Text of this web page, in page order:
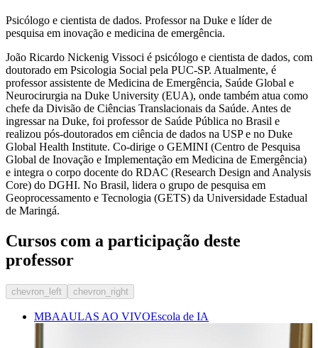
Psicólogo e cientista de dados. Professor na Duke e líder de
pesquisa em inovação e medicina de emergência.
João Ricardo Nickenig Vissoci é psicólogo e cientista de dados, com
doutorado em Psicologia Social pela PUC-SP. Atualmente, é
professor assistente de Medicina de Emergência, Saúde Global e
Neurocirurgia na Duke University (EUA), onde também atua como
chefe da Divisão de Ciências Translacionais da Saúde. Antes de
ingressar na Duke, foi professor de Saúde Pública no Brasil e
realizou pós-doutorados em ciência de dados na USP e no Duke
Global Health Institute. Co-dirige o GEMINI (Centro de Pesquisa
Global de Inovação e Implementação em Medicina de Emergência)
e integra o corpo docente do RDAC (Research Design and Analysis
Core) do DGHI. No Brasil, lidera o grupo de pesquisa em
Geoprocessamento e Tecnologia (GETS) da Universidade Estadual
de Maringá.
Cursos com a participação deste
professor
chevron_left chevron_right
MBAAULAS AO VIVOEscola de IA